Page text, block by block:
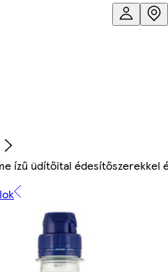
ízű üdítőital édesítőszerekkel